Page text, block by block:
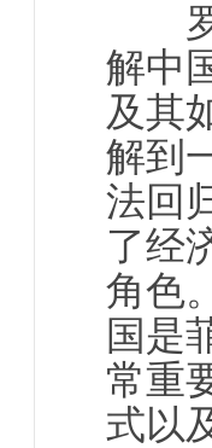
罗
解中
及其
解到
法回
了经
角色
国是
常重
式以